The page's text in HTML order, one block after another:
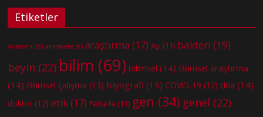
Etiketler
Anatomi (8) anksiyete (8) araştırma (17) Aşı (11) bakteri (19)
beyin (22) bilim (69) bilimsel (14) Bilimsel araştırma
(14) Bilimsel çalışma (13) biyografi (15) COVID-19 (12) dna (14)
doktor (12) etik(17) Felsefe (11) gen (34) genel (22)